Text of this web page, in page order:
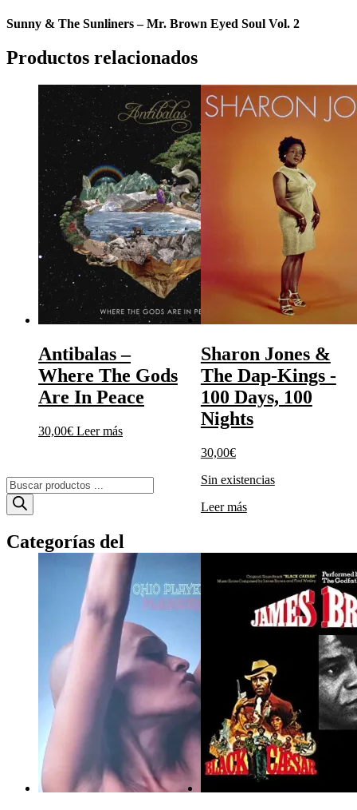
Sunny & The Sunliners – Mr. Brown Eyed Soul Vol. 2
Productos relacionados
Antibalas ‎–
Where The Gods
Are In Peace
30,00€ Leer más
Sharon Jones &
The Dap-Kings ‎-
100 Days, 100
Nights
30,00€
Sin existencias
Leer más
Búsqueda
de
productos
Categorías del